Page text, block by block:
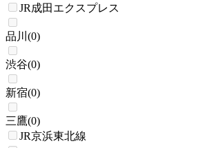
JR成田エクスプレス
品川 (0)
渋谷(0)
新宿(0)
三鷹(0)
JR京浜東北線